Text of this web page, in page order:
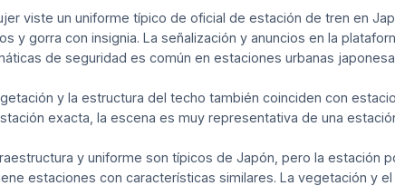
viste un uniforme típico de oficial de estación de tren en
y gorra con insignia. La señalización y anuncios en la
de seguridad es común en estaciones urbanas
y la estructura del techo también coinciden con
exacta, la escena es muy representativa de una
y uniforme son típicos de Japón, pero la estación
estaciones con características similares. La vegetación y